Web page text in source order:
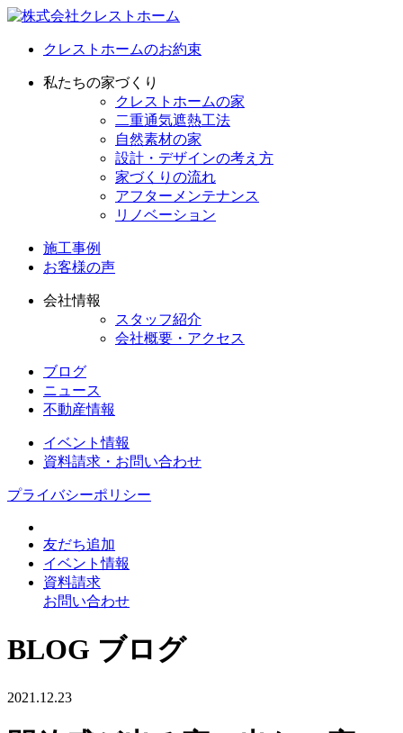
クレストホームのお約束
私たちの家づくり
クレストホームの家
二重通気遮熱工法
自然素材の家
設計・デザインの考え方
家づくりの流れ
アフターメンテナンス
リノベーション
施工事例
お客様の声
会社情報
スタッフ紹介
会社概要・アクセス
ブログ
ニュース
不動産情報
イベント情報
資料請求・お問い合わせ
プライバシーポリシー
友だち追加
イベント情報
資料請求
お問い合わせ
BLOG ブログ
2021.12.23